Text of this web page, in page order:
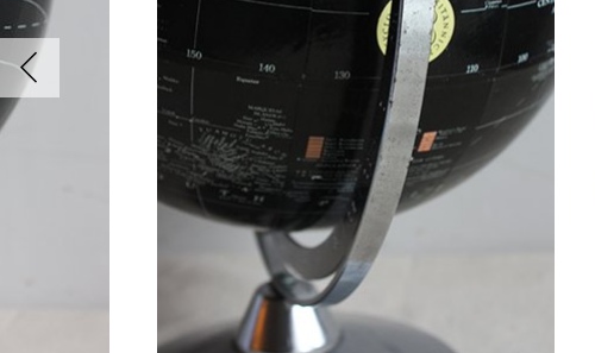
Object
オブジェ
Glass / Ceramic
ガラス / 陶器
Parts
パーツ
Bicycle
自転車